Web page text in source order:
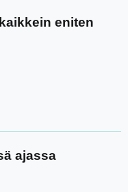
eniten
ajassa